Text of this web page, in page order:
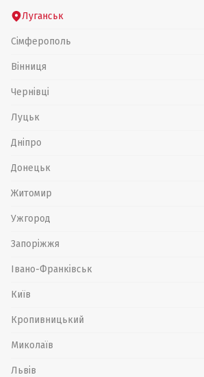
Луганськ
Сімферополь
Вінниця
Чернівці
Луцьк
Дніпро
Донецьк
Житомир
Ужгород
Запоріжжя
Івано-Франківськ
Київ
Кропивницький
Миколаїв
Львів